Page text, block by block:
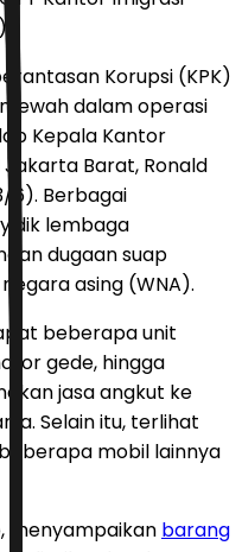
Korupsi (KPK)
dalam operasi
Kepala Kantor
Jakarta Barat, Ronald
6). Berbagai
lembaga
dugaan suap
asing (WNA).
beberapa unit
gede, hingga
jasa angkut ke
Selain itu, terlihat
mobil lainnya
menyampaikan barang